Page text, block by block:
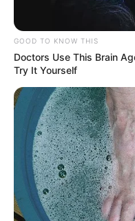
GOOD TO KNOW THIS
Doctors Use This Brain
Try It Yourself